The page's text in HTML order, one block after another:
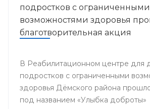
подростков с ограниченными
возможностями здоровья
благотворительная акция
В Реабилитационном центре для
подростков с ограниченными
здоровья Дёмского района
под названием «Улыбка доброты»